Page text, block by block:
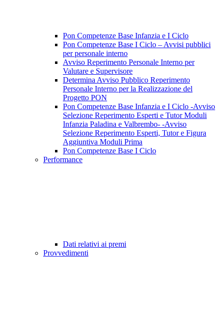
Pon Competenze Base Infanzia e I Ciclo
Pon Competenze Base I Ciclo – Avvisi pubblici
per personale interno
Avviso Reperimento Personale Interno per
Valutare e Supervisore
Determina Avviso Pubblico Reperimento
Personale Interno per la Realizzazione del
Progetto PON
Pon Competenze Base Infanzia e I Ciclo -Avviso
Selezione Reperimento Esperti e Tutor Moduli
Infanzia Paladina e Valbrembo- -Avviso
Selezione Reperimento Esperti, Tutor e Figura
Aggiuntiva Moduli Prima
Pon Competenze Base I Ciclo
Performance
Dati relativi ai premi
Provvedimenti